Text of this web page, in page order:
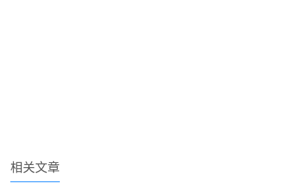
相关文章